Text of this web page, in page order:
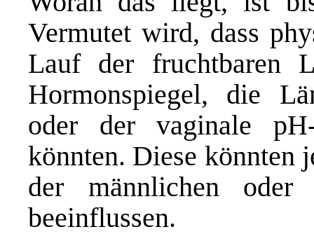
Vermutet wird, dass
Lauf der fruchtbaren
Hormonspiegel, die
oder der vaginale
könnten. Diese könnten
der männlichen oder
beeinflussen.